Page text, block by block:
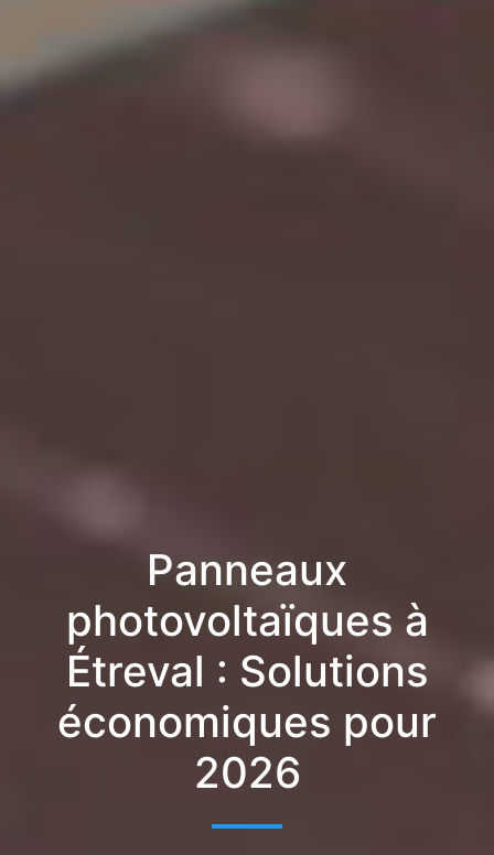
Panneaux
photovoltaïques à
Étreval : Solutions
économiques pour
2026